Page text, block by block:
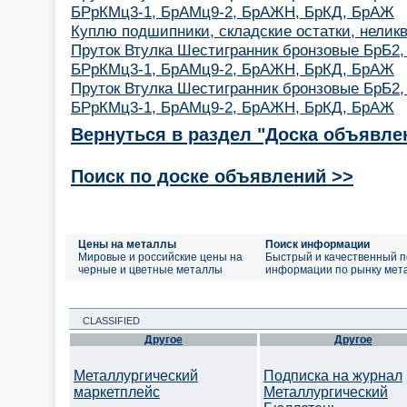
БРрКМц3-1, БрАМц9-2, БрАЖН, БрКД, БрАЖ
Куплю подшипники, складские остатки,
Пруток Втулка Шестигранник бронзовые
БРрКМц3-1, БрАМц9-2, БрАЖН, БрКД, БрАЖ
Пруток Втулка Шестигранник бронзовые
БРрКМц3-1, БрАМц9-2, БрАЖН, БрКД, БрАЖ
Вернуться в раздел "Доска
Поиск по доске объявлений >>
Цены на металлы
Мировые и российские цены на
черные и цветные металлы
Поиск информации
Быстрый и качественный
информации по рынку
CLASSIFIED
Другое
Металлургический
маркетплейс
Другое
Подписка на журнал
Металлургический